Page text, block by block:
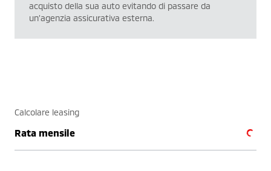
acquisto della sua auto evitando di passare da
un’agenzia assicurativa esterna.
Calcolare leasing
Rata mensile